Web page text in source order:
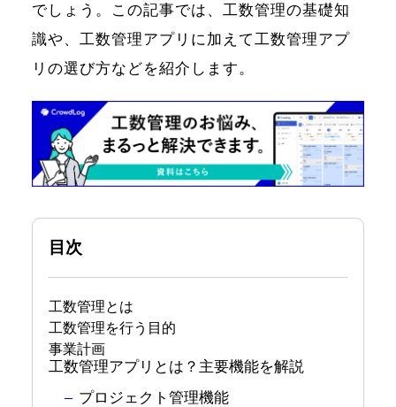
でしょう。この記事では、工数管理の基礎知
識や、工数管理アプリに加えて工数管理アプ
リの選び方などを紹介します。
目次
工数管理とは
工数管理を行う目的
事業計画
工数管理アプリとは？主要機能を解説
プロジェクト管理機能